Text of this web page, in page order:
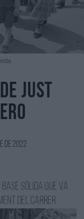
Just
de 2022
sòlida que va
del carrer